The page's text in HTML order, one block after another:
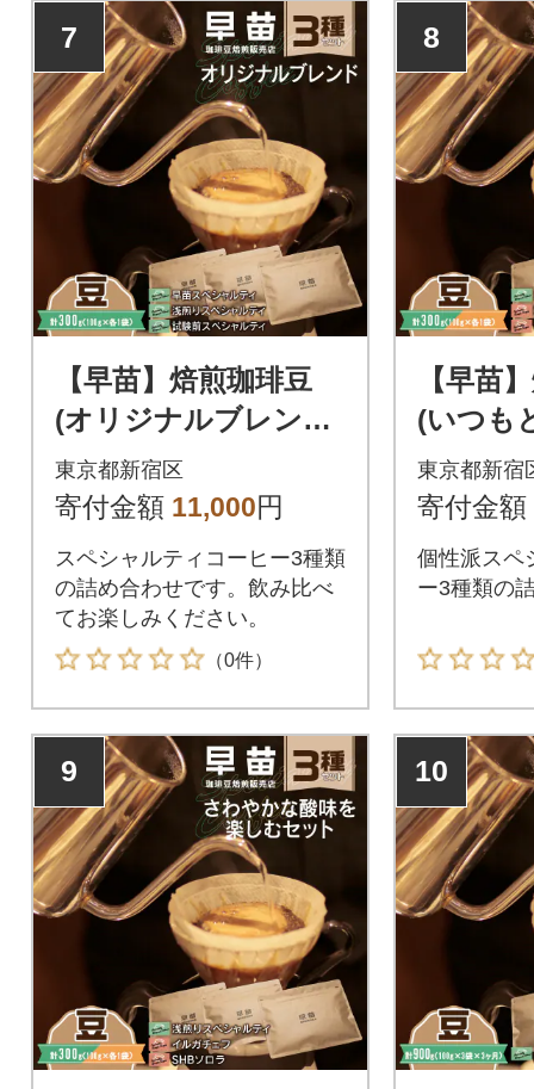
7
【早苗】焙煎珈琲豆
(オリジナルブレンド
3種セット 各100g)
豆_0020-002-S05-1
東京都新宿区
寄付金額 11,000円
スペシャルティコーヒー3種類
の詰め合わせです。飲み比べ
てお楽しみください。
（0件）
8
【早苗
(いつも
派セッ
豆
東京都新宿
寄付金額
個性派スペ
ー3種類の
9 10